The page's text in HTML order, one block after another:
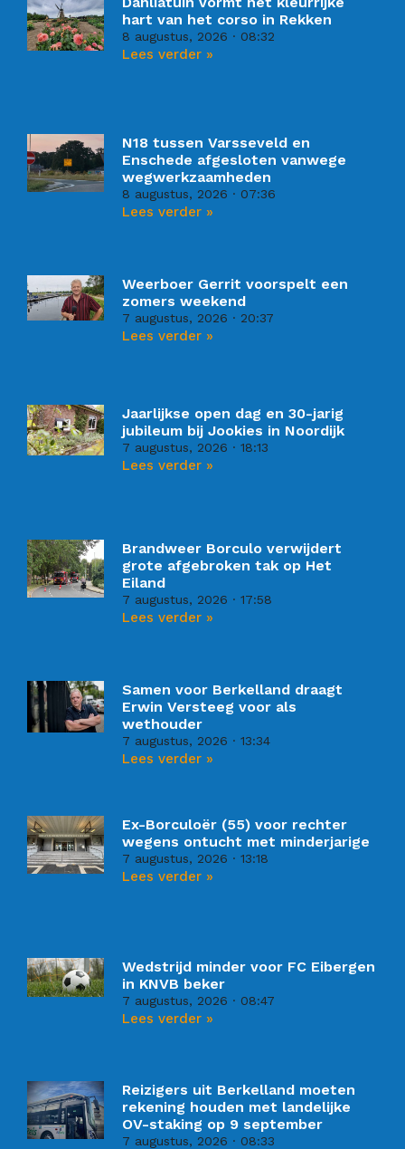
hart van het corso in Rekken
8 augustus, 2026 08:32
Lees verder »
N18 tussen Varsseveld en
Enschede afgesloten vanwege
wegwerkzaamheden
8 augustus, 2026 07:36
Lees verder »
Weerboer Gerrit voorspelt een
zomers weekend
7 augustus, 2026 20:37
Lees verder »
Jaarlijkse open dag en 30-jarig
jubileum bij Jookies in Noordijk
7 augustus, 2026 18:13
Lees verder »
Brandweer Borculo verwijdert
grote afgebroken tak op Het
Eiland
7 augustus, 2026 17:58
Lees verder »
Samen voor Berkelland draagt
Erwin Versteeg voor als
wethouder
7 augustus, 2026 13:34
Lees verder »
Ex-Borculoër (55) voor rechter
wegens ontucht met minderjarige
7 augustus, 2026 13:18
Lees verder »
Wedstrijd minder voor FC Eibergen
in KNVB beker
7 augustus, 2026 08:47
Lees verder »
Reizigers uit Berkelland moeten
rekening houden met landelijke
OV-staking op 9 september
7 augustus, 2026 08:33